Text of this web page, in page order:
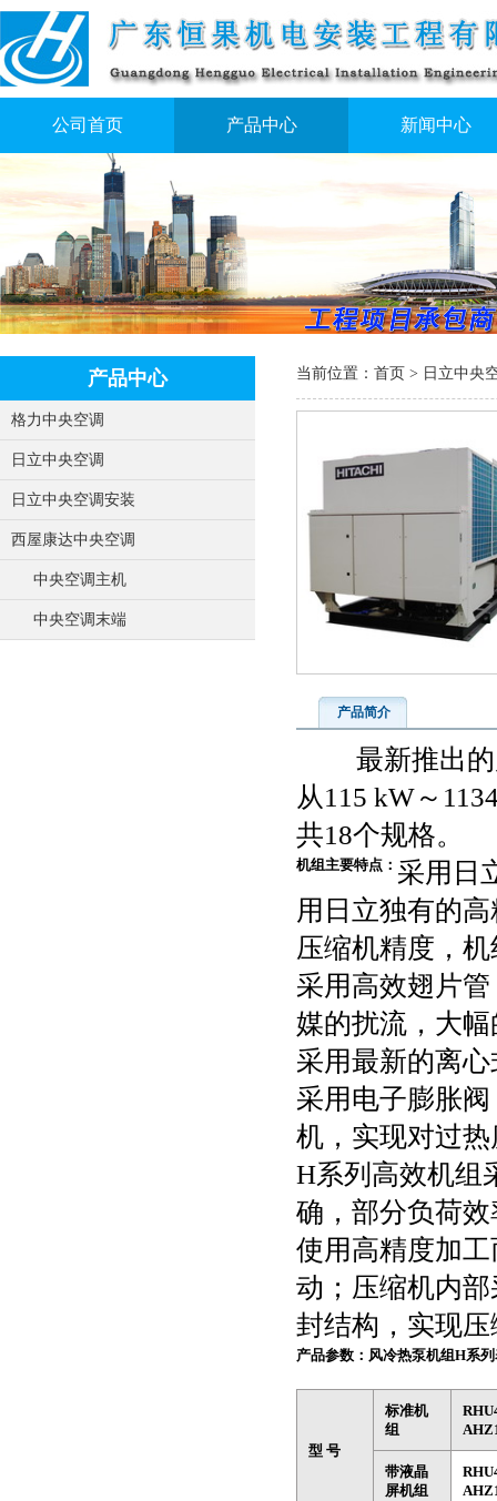
公司首页 产品中心 新闻中心
产品中心
格力中央空调
日立中央空调
日立中央空调安装
西屋康达中央空调
中央空调主机
中央空调末端
当前位置： 首页 > 日立中央
产品简介
最新推出的
从115 kW～
共18个规格。
机组主要特点： 采用日
用日立独有的
压缩机精度，
采用高效翅片
媒的扰流，大
采用最新的离
采用电子膨胀
机，实现对过
H系列高效机组
确，部分负荷
使用高精度加
动；压缩机内
封结构，实现
产品参数： 风冷热泵机组H系
型 号
标准机
组
带液晶
屏机组